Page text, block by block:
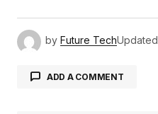
by Future TechUpdated
ADD A COMMENT